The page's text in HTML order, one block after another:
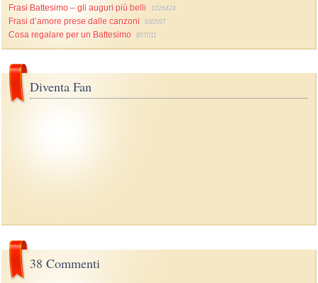
Frasi Battesimo – gli auguri più belli 1026424
Frasi d’amore prese dalle canzoni 930597
Cosa regalare per un Battesimo 857011
Diventa Fan
38 Commenti